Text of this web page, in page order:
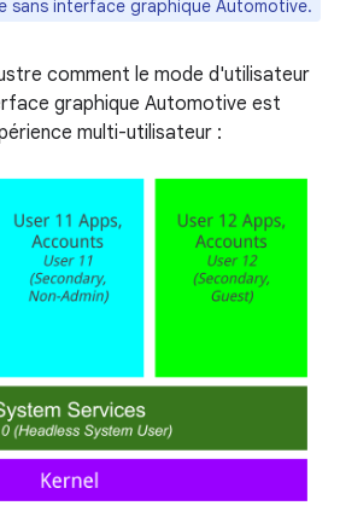
sans interface graphique Automotive.
comment le mode d'utilisateur
graphique Automotive est
multi-utilisateur :